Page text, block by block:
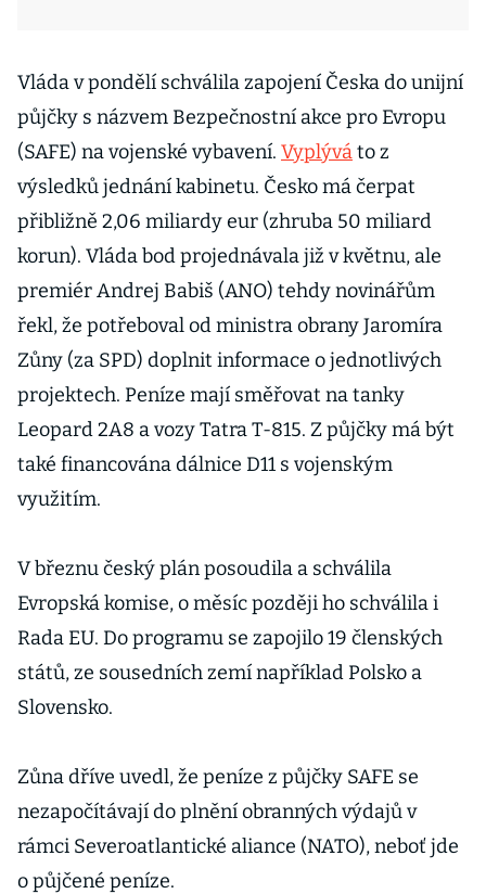
Vláda v pondělí schválila zapojení Česka do unijní
půjčky s názvem Bezpečnostní akce pro Evropu
(SAFE) na vojenské vybavení. Vyplýváto z
výsledků jednání kabinetu. Česko má čerpat
přibližně 2,06 miliardy eur (zhruba 50 miliard
korun). Vláda bod projednávala již v květnu, ale
premiér Andrej Babiš (ANO) tehdy novinářům
řekl, že potřeboval od ministra obrany Jaromíra
Zůny (za SPD) doplnit informace o jednotlivých
projektech. Peníze mají směřovat na tanky
Leopard 2A8 a vozy Tatra T-815. Z půjčky má být
také financována dálnice D11 s vojenským
využitím.
V březnu český plán posoudila a schválila
Evropská komise, o měsíc později ho schválila i
Rada EU. Do programu se zapojilo 19 členských
států, ze sousedních zemí například Polsko a
Slovensko.
Zůna dříve uvedl, že peníze z půjčky SAFE se
nezapočítávají do plnění obranných výdajů v
rámci Severoatlantické aliance (NATO), neboť jde
o půjčené peníze.